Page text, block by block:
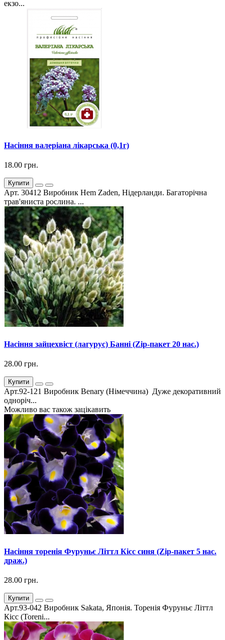
екзо...
Насіння валеріана лікарська (0,1г)
18.00 грн.
Купити
Арт. 30412 Виробник Hem Zaden, Нідерланди. Багаторічна
трав'яниста рослина. ...
Насіння зайцехвіст (лагурус) Банні (Zip-пакет 20 нас.)
28.00 грн.
Купити
Арт.92-121 Виробник Benary (Німеччина) Дуже декоративний
одноріч...
Можливо вас також зацікавить
Насіння торенія Фуруньє Літтл Кісс синя (Zip-пакет 5 нас.
драж.)
28.00 грн.
Купити
Арт.93-042 Виробник Sakata, Японія. Торенія Фуруньє Літтл
Кісс (Toreni...